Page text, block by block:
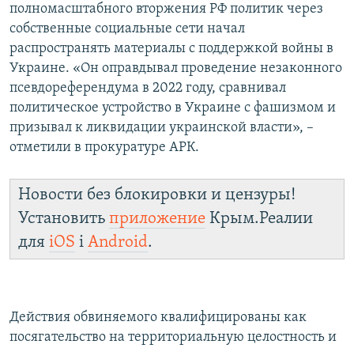
ELIFBE
УКРАИНСКАЯ ПРОБЛЕМА КРЫМА
Все сайты RFE/RL
полномасштабного вторжения РФ политик через
собственные социальные сети начал
распространять материалы с поддержкой войны в
Украине. «Он оправдывал проведение незаконного
псевдореферендума в 2022 году, сравнивал
политическое устройство в Украине с фашизмом и
призывал к ликвидации украинской власти», –
отметили в прокуратуре АРК.
Новости без блокировки и цензуры!
Установить приложение Крым.Реалии
для iOS і Android.
Действия обвиняемого квалифицированы как
посягательство на территориальную целостность и